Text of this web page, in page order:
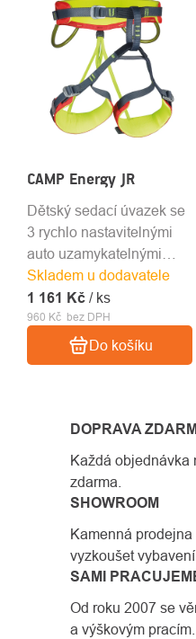
CAMP Energy JR
Skladem u dodavatele
960 Kč bez DPH
1 161 Kč / ks
Do košíku
Dětský sedací úvazek se
3 rychlo nastavitelnými
auto uzamykatelnými
sponami.
DOPRAVA
Každá objednávka
zdarma.
SHOWROOM
Kamenná
vyzkoušet
SAMI
Od roku 2007 se
a výškovým